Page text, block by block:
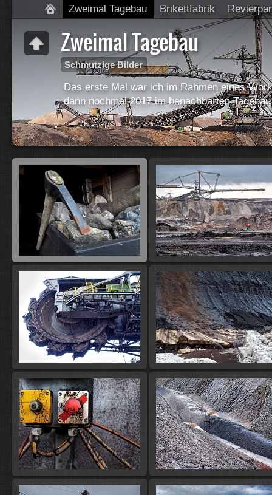
Zweimal Tagebau Brikettfabrik
Zweimal Tagebau
Schmutzige Bilder
Das erste Mal war ich im Rahmen eines
dann nochmal 2017 im benachbarten